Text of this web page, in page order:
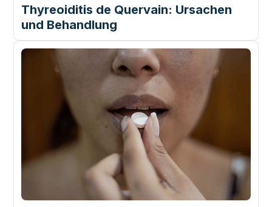
Thyreoiditis de Quervain: Ursachen
und Behandlung